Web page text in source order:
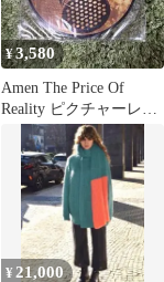
¥3,580
Amen The Price Of
Reality ピクチャーレコ
ード
¥ 21,000